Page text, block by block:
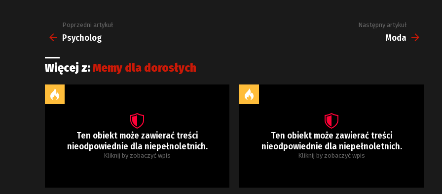
Zobacz
więcej
Poprzedni artykuł
Psycholog
Następny artykuł
Moda
Więcej z:Memy dla dorosłych
Ten obiekt może zawierać treści
nieodpowiednie dla niepełnoletnich.
Kliknij by zobaczyć wpis
Ten obiekt może zawierać treści
nieodpowiednie dla niepełnoletnich.
Kliknij by zobaczyć wpis